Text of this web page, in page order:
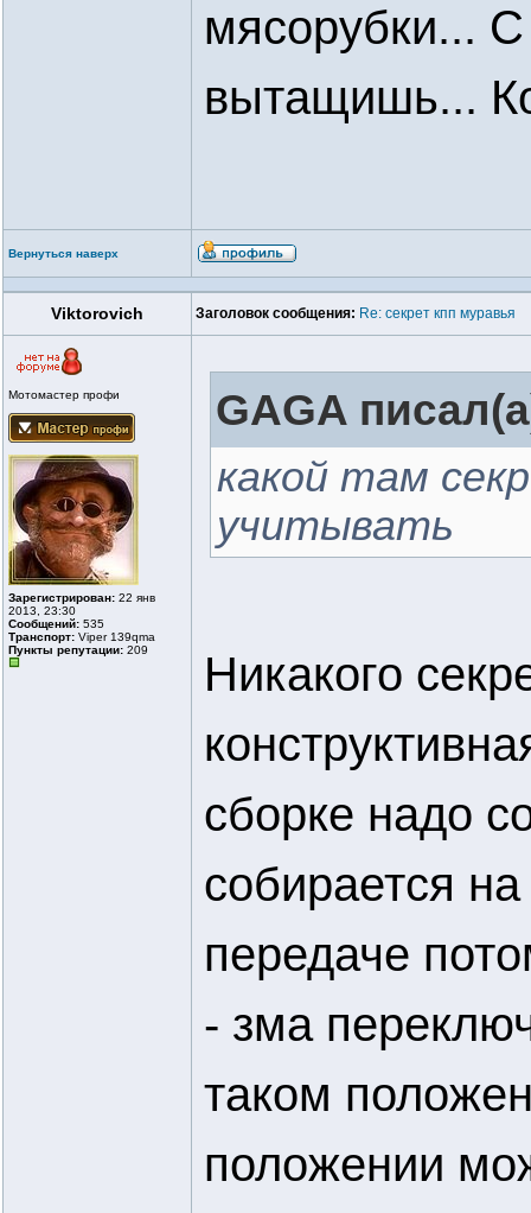
мясорубки...
вытащишь...
Вернуться наверх
Viktorovich Заголовок сообщения: Re: секрет кпп муравья
Мотомастер профи
Зарегистрирован: 22 янв
2013, 23:30
Сообщений: 535
Транспорт: Viper 139qmа
Пункты репутации: 209
GAGA
какой там
учитывать
Никакого
сборке надо
собирается
передаче
- зма
таком
положении